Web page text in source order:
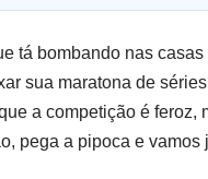
tá bombando nas casas
sua maratona de
a competição é feroz,
pega a pipoca e vamos